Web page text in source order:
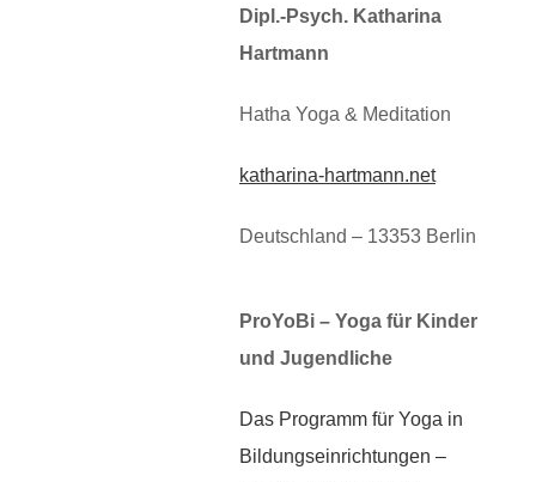
Dipl.-Psych. Katharina
Hartmann
Hatha Yoga & Meditation
katharina-hartmann.net
Deutschland – 13353 Berlin
ProYoBi – Yoga für Kinder
und Jugendliche
Das Programm für Yoga in
Bildungseinrichtungen –